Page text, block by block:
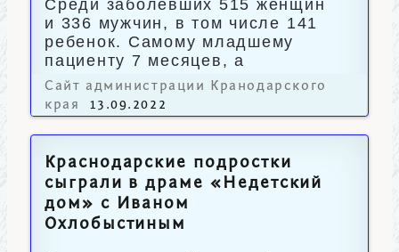
Среди заболевших 515 женщин
и 336 мужчин, в том числе 141
ребенок. Самому младшему
пациенту 7 месяцев, а
старшему – 87 лет.
Сайт администрации Кранодарского
края
13.09.2022
Краснодарские подростки
сыграли в драме «Недетский
дом» с Иваном
Охлобыстиным